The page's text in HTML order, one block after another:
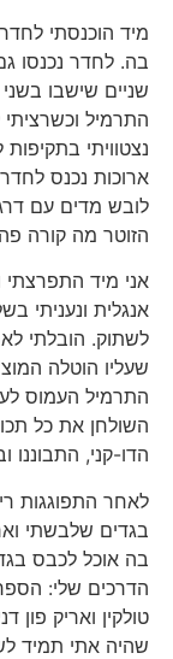
מיד הוכנסתי
בה. לחדר נכנסו
שניים שישבו
התרמיל
נצטוויתי
ארוכות נכנס
לובש מדים עם
הזוטר מה קורה
אני מיד
אנגלית ונעניתי
לשתוק. הובלתי
שעליו הוטלה
התרמיל העמוס
השולחן את כל
הדו-קני, התבוננו
לאחר התפוגגות
בגדים שלבשתי
בה אוכל לכבס
הדרכים שלי:
טולקין ואריק פון
שהיה אתי תמיד